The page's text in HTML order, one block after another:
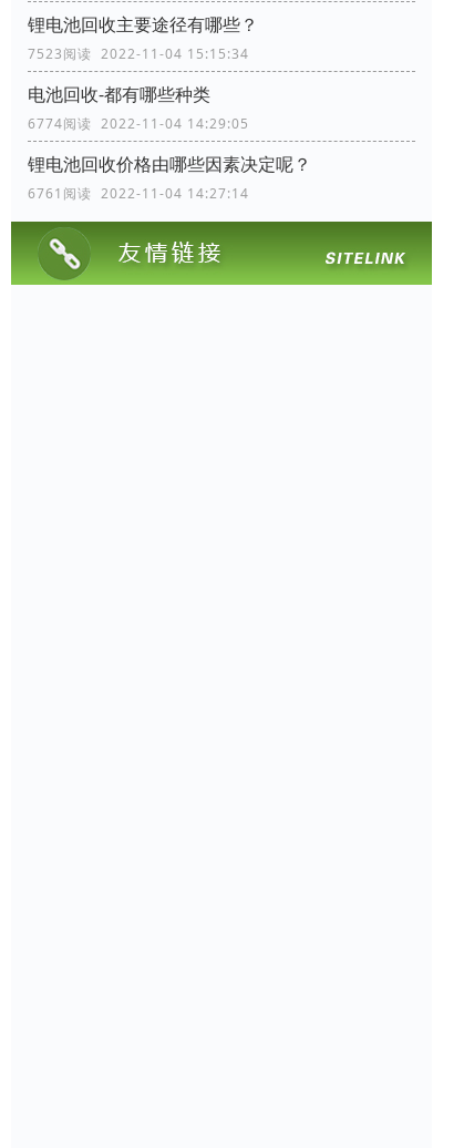
锂电池回收主要途径有哪些？
7523阅读 2022-11-04 15:15:34
电池回收-都有哪些种类
6774阅读 2022-11-04 14:29:05
锂电池回收价格由哪些因素决定呢？
6761阅读 2022-11-04 14:27:14